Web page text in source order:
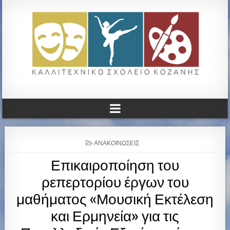
ΚΑΛΛΙΤΕΧΝΙΚΟ ΓΥΜΝΑΣΙΟ
ΚΟΖΑΝΗΣ
P
O
T
D
I
N
ΑΝΑΚΟΙΝΏΣΕΙΣ
Επικαιροποίηση του
ρεπερτορίου έργων του
μαθήματος «Μουσική Εκτέλεση
και Ερμηνεία» για τις